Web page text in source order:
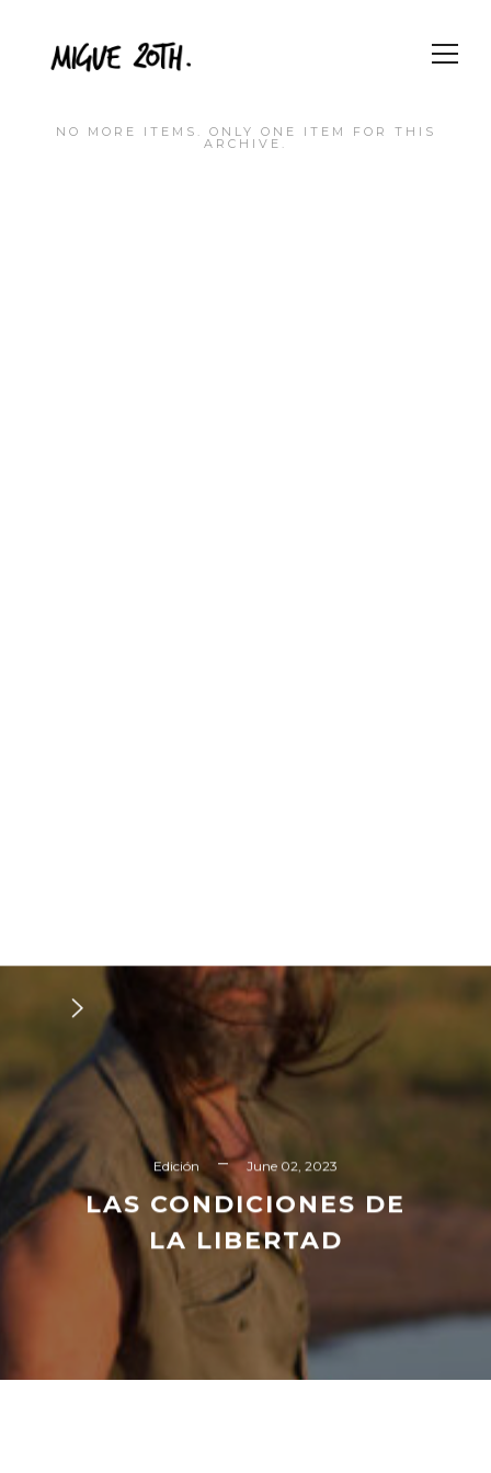
NO MORE ITEMS. ONLY ONE ITEM FOR THIS
ARCHIVE.
Edición June 02, 2023
LAS CONDICIONES DE
LA LIBERTAD